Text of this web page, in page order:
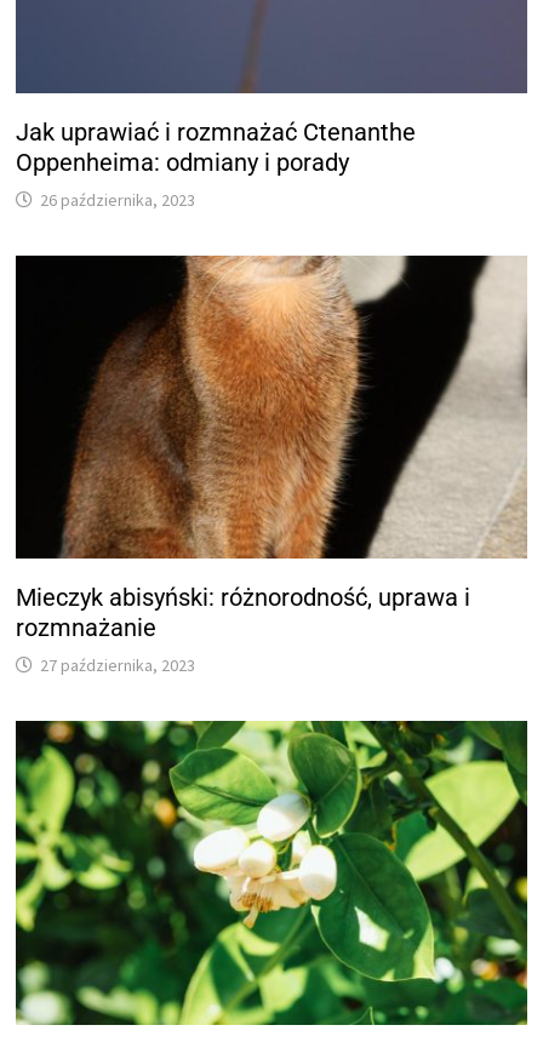
Jak uprawiać i rozmnażać Ctenanthe
Oppenheima: odmiany i porady
26 października, 2023
Mieczyk abisyński: różnorodność, uprawa i
rozmnażanie
27 października, 2023